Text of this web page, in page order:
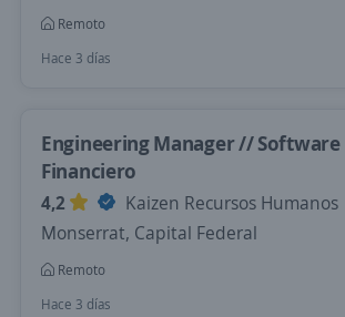
Remoto
Hace 3 días
Engineering Manager // Software
Financiero
4,2
Kaizen Recursos Humanos
Monserrat, Capital Federal
Remoto
Hace 3 días